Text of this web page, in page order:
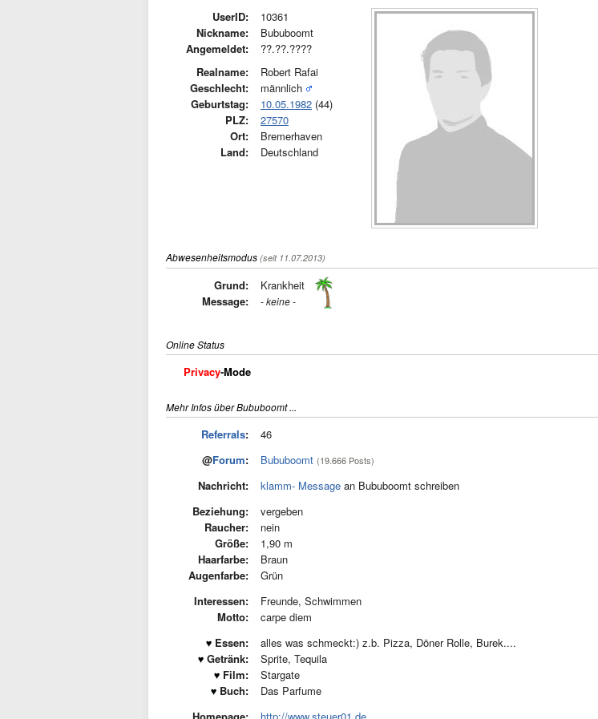
UserID:
10361
Nickname:
Bububoomt
Angemeldet:
??.??.????
Realname:
Robert Rafai
Geschlecht:
männlich
Geburtstag:
10.05.1982 (44)
PLZ:
27570
Ort:
Bremerhaven
Land:
Deutschland
Abwesenheitsmodus (seit 11.07.2013)
Grund:
Krankheit
Message:
- keine -
Online Status
Privacy-Mode
Mehr Infos über Bububoomt ...
Referrals:
46
@Forum: Bububoomt (19.666 Posts)
Nachricht: klamm- Message an Bububoomt schreiben
Beziehung:
vergeben
Raucher:
nein
Größe:
1,90 m
Haarfarbe:
Braun
Augenfarbe:
Grün
Interessen:
Freunde, Schwimmen
Motto:
carpe diem
Essen:
alles was schmeckt:) z.b. Pizza, Döner Rolle, Burek....
Getränk:
Sprite, Tequila
Film:
Stargate
Buch:
Das Parfume